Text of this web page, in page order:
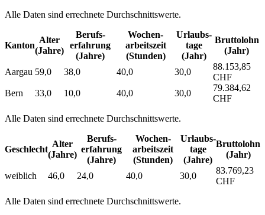
Alle Daten sind errechnete Durchschnittswerte.
Kanton
Alter
(Jahre)
Berufs­
erfahrung
(Jahre)
Wochen­
arbeitszeit
(Stunden)
Urlaubs­
tage
(Jahr)
Bruttolohn
(Jahr)
Aargau 59,0 38,0 40,0 30,0
88.153,85
CHF
Bern
33,0 10,0 40,0 30,0
79.384,62
CHF
Alle Daten sind errechnete Durchschnittswerte.
Geschlecht
Alter
(Jahre)
Berufs­
erfahrung
(Jahre)
Wochen­
arbeitszeit
(Stunden)
Urlaubs­
tage
(Jahre)
Bruttolohn
(Jahr)
weiblich 46,0 24,0 40,0 30,0
83.769,23
CHF
Alle Daten sind errechnete Durchschnittswerte.